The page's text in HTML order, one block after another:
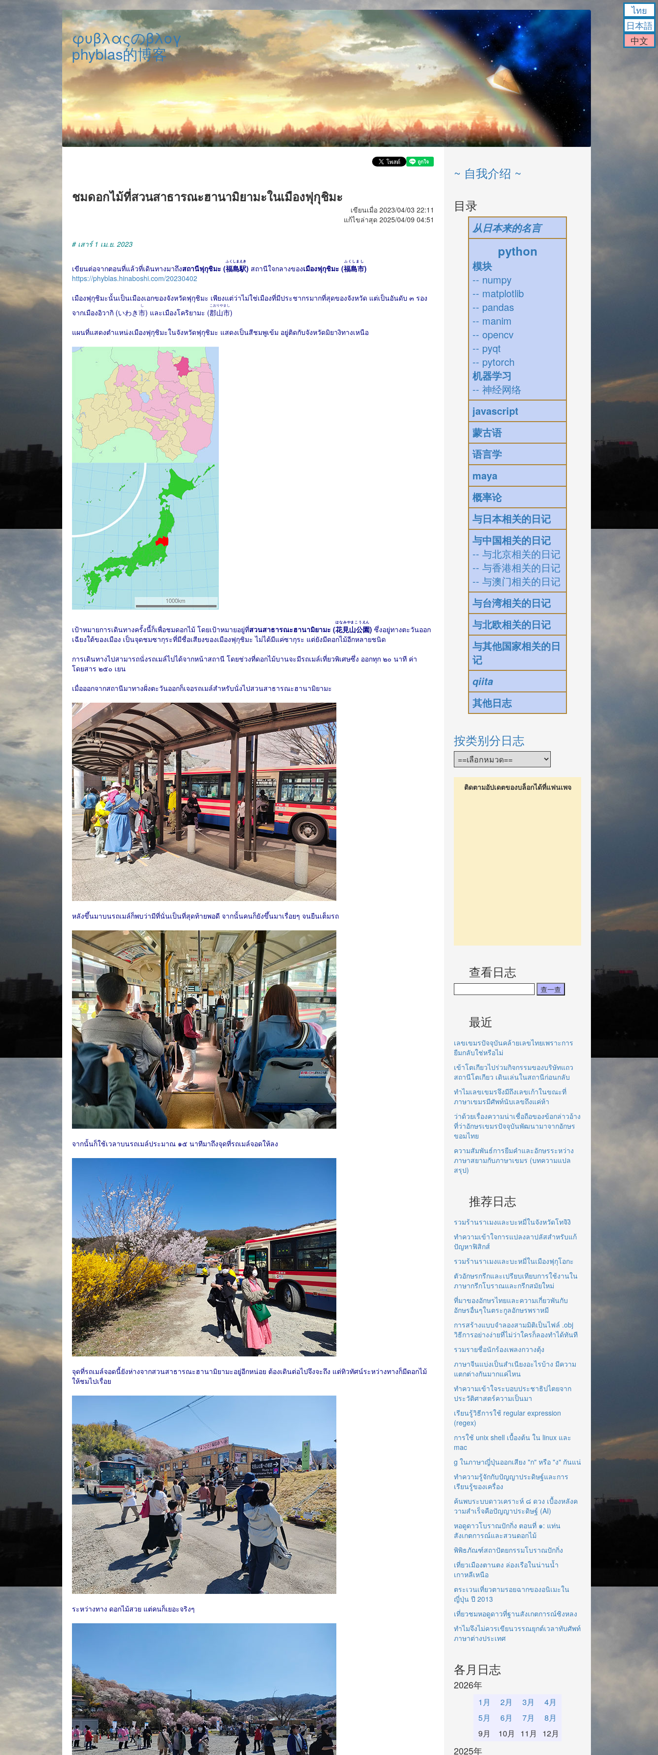
φυβλαςのβλογ
phyblas的博客
ชมดอกไม้ที่สวนสาธารณะฮานามิยามะในเมืองฟุกุชิมะ
เขียนเมื่อ 2023/04/03 22:11
แก้ไขล่าสุด 2025/04/09 04:51
# เสาร์ 1 เม.ย. 2023
เขียนต่อจากตอนที่แล้วที่เดินทางมาถึงสถานีฟุกุชิมะ (福島駅
ふくしまえき
) สถานีใจกลางของเมืองฟุกุชิมะ (福島市
ふくしまし
)
https://phyblas.hinaboshi.com/20230402
เมืองฟุกุชิมะนั้นเป็นเมืองเอกของจังหวัดฟุกุชิมะ เพียงแต่ว่าไม่ใช่เมืองที่มีประชากรมากที่สุดของจังหวัด แต่เป็นอันดับ ๓ รอง
จากเมืองอิวากิ (いわき市
し
) และเมืองโคริยามะ (郡山市
こおりやまし
)
แผนที่แสดงตำแหน่งเมืองฟุกุชิมะในจังหวัดฟุกุชิมะ แสดงเป็นสีชมพูเข้ม อยู่ติดกับจังหวัดมิยางิทางเหนือ
เป้าหมายการเดินทางครั้งนี้ก็เพื่อชมดอกไม้ โดยเป้าหมายอยู่ที่สวนสาธารณะฮานามิยามะ (花見山公園
はなみやまこうえん
) ซึ่งอยู่ทางตะวันออก
เฉียงใต้ของเมือง เป็นจุดชมซากุระที่มีชื่อเสียงของเมืองฟุกุชิมะ ไม่ได้มีแค่ซากุระ แต่ยังมีดอกไม้อีกหลายชนิด
การเดินทางไปสามารถนั่งรถเมล์ไปได้จากหน้าสถานี โดยช่วงที่ดอกไม้บานจะมีรถเมล์เที่ยวพิเศษซึ่ง ออกทุก ๒๐ นาที ค่า
โดยสาร ๒๕๐ เยน
เมื่อออกจากสถานีมาทางฝั่งตะวันออกก็เจอรถเมล์สำหรับนั่งไปสวนสาธารณะฮานามิยามะ
หลังขึ้นมาบนรถเมล์ก็พบว่ามีที่นั่นเป็นที่สุดท้ายพอดี จากนั้นคนก็ยังขึ้นมาเรื่อยๆ จนยืนเต็มรถ
จากนั้นก็ใช้เวลาบนรถเมล์ประมาณ ๑๕ นาทีมาถึงจุดที่รถเมล์จอดให้ลง
จุดที่รถเมล์จอดนี้ยังห่างจากสวนสาธารณะฮานามิยามะอยู่อีกหน่อย ต้องเดินต่อไปจึงจะถึง แต่ทิวทัศน์ระหว่างทางก็มีดอกไม้
ให้ชมไปเรื่อย
ระหว่างทาง ดอกไม้สวย แต่คนก็เยอะจริงๆ
~ 自我介绍 ~
目录
从日本来的名言
python
模块
-- numpy
-- matplotlib
-- pandas
-- manim
-- opencv
-- pyqt
-- pytorch
机器学习
-- 神经网络
javascript
蒙古语
语言学
maya
概率论
与日本相关的日记
与中国相关的日记
-- 与北京相关的日记
-- 与香港相关的日记
-- 与澳门相关的日记
与台湾相关的日记
与北欧相关的日记
与其他国家相关的日
记
qiita
其他日志
按类别分日志
ติดตามอัปเดตของบล็อกได้ที่แฟนเพจ
查看日志
最近
เลขเขมรปัจจุบันคล้ายเลขไทยเพราะการ
ยืมกลับใช่หรือไม่
เข้าโตเกียวไปร่วมกิจกรรมของบริษัทแถว
สถานีโตเกียว เดินเล่นในสถานีก่อนกลับ
ทำไมเลขเขมรจึงมีถึงเลขเก้าในขณะที่
ภาษาเขมรมีศัพท์นับเลขถึงแค่ห้า
ว่าด้วยเรื่องความน่าเชื่อถือของข้อกล่าวอ้าง
ที่ว่าอักษรเขมรปัจจุบันพัฒนามาจากอักษร
ขอมไทย
ความสัมพันธ์การยืมคำและอักษรระหว่าง
ภาษาสยามกับภาษาเขมร (บทความแปล
สรุป)
推荐日志
รวมร้านราเมงและบะหมี่ในจังหวัดโทจิงิ
ทำความเข้าใจการแปลงลาปลัสสำหรับแก้
ปัญหาฟิสิกส์
รวมร้านราเมงและบะหมี่ในเมืองฟุกุโอกะ
ตัวอักษรกรีกและเปรียบเทียบการใช้งานใน
ภาษากรีกโบราณและกรีกสมัยใหม่
ที่มาของอักษรไทยและความเกี่ยวพันกับ
อักษรอื่นๆในตระกูลอักษรพราหมี
การสร้างแบบจำลองสามมิติเป็นไฟล์ .obj
วิธีการอย่างง่ายที่ไม่ว่าใครก็ลองทำได้ทันที
รวมรายชื่อนักร้องเพลงกวางตุ้ง
ภาษาจีนแบ่งเป็นสำเนียงอะไรบ้าง มีความ
แตกต่างกันมากแค่ไหน
ทำความเข้าใจระบอบประชาธิปไตยจาก
ประวัติศาสตร์ความเป็นมา
เรียนรู้วิธีการใช้ regular expression
(regex)
การใช้ unix shell เบื้องต้น ใน linux และ
mac
g ในภาษาญี่ปุ่นออกเสียง "ก" หรือ "ง" กันแน่
ทำความรู้จักกับปัญญาประดิษฐ์และการ
เรียนรู้ของเครื่อง
ค้นพบระบบดาวเคราะห์ ๘ ดวง เบื้องหลังค
วามสำเร็จคือปัญญาประดิษฐ์ (AI)
หอดูดาวโบราณปักกิ่ง ตอนที่ ๑: แท่น
สังเกตการณ์และสวนดอกไม้
พิพิธภัณฑ์สถาปัตยกรรมโบราณปักกิ่ง
เที่ยวเมืองตานตง ล่องเรือในน่านน้ำ
เกาหลีเหนือ
ตระเวนเที่ยวตามรอยฉากของอนิเมะใน
ญี่ปุ่น ปี 2013
เที่ยวชมหอดูดาวที่ฐานสังเกตการณ์ซิงหลง
ทำไมจึงไม่ควรเขียนวรรณยุกต์เวลาทับศัพท์
ภาษาต่างประเทศ
各月日志
2026年
1月 2月 3月
4月
5月
6月 7月
8月
9月
10月 11月 12月
2025年
ไทย
日本語
中文